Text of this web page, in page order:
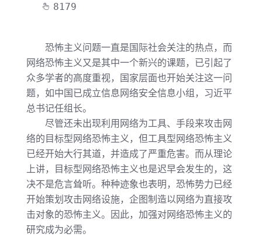
8179
恐怖主义问题一直是国际社会关注的热点，而
网络恐怖主义又是其中一个新兴的课题，已引起了
众多学者的高度重视，国家层面也开始关注这一问
题，如中国已成立信息网络安全信息小组，习近平
总书记任组长。
尽管还未出现利用网络为工具、手段来攻击网
络的目标型网络恐怖主义，但工具型网络恐怖主义
已经开始大行其道，并造成了严重危害。而从理论
上讲，目标型网络恐怖主义也是迟早会发生的，这
决不是危言耸听。种种迹象也表明，恐怖势力已经
开始策划攻击网络设施，企图制造以网络为直接攻
击对象的恐怖主义。因此，加强对网络恐怖主义的
研究成为必需。